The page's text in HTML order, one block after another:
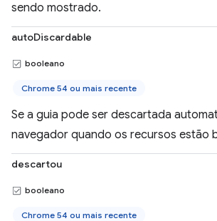
sendo mostrado.
autoDiscardable
booleano
Chrome 54 ou mais recente
Se a guia pode ser descartada
navegador quando os recursos estão
descartou
booleano
Chrome 54 ou mais recente